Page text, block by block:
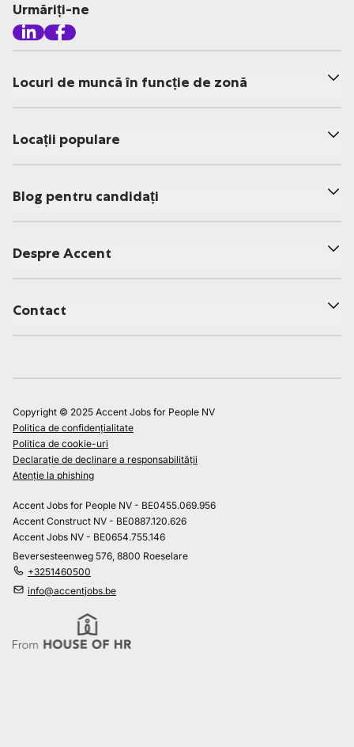
Urmăriți-ne
Locuri de muncă în funcție de zonă
Locații populare
Blog pentru candidați
Despre Accent
Contact
Copyright © 2025 Accent Jobs for People NV
Politica de confidențialitate
Politica de cookie-uri
Declarație de declinare a responsabilității
Atenție la phishing
Accent Jobs for People NV - BE0455.069.956
Accent Construct NV - BE0887.120.626
Accent Jobs NV - BE0654.755.146
Beversesteenweg 576, 8800 Roeselare
+3251460500
info@accentjobs.be